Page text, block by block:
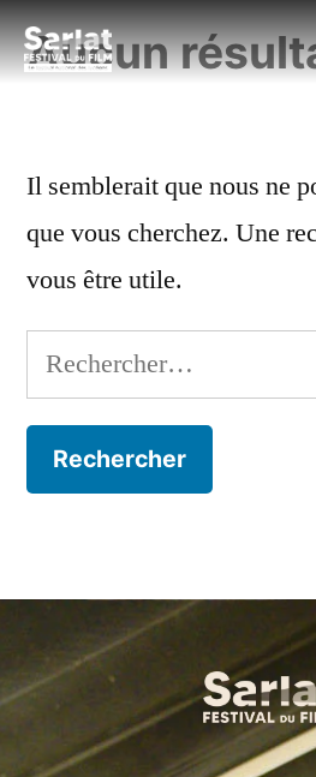
Aucun
Il semblerait que nous ne
que vous cherchez. Une
vous être utile.